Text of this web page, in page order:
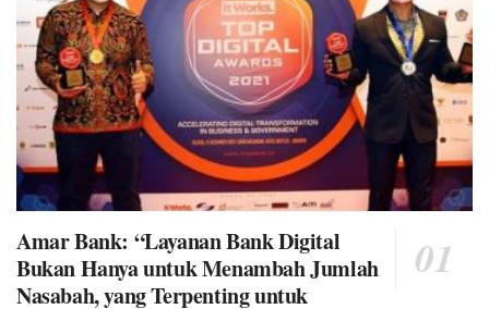
Amar Bank: “Layanan Bank Digital
Bukan Hanya untuk Menambah Jumlah
Nasabah, yang Terpenting untuk